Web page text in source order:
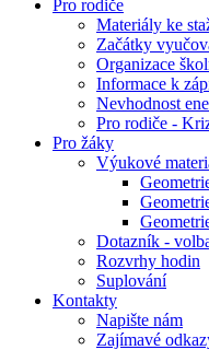
Pro rodiče
Materiály ke
Začátky
Organizace
Informace k
Nevhodnost
Pro rodiče -
Pro žáky
Výukové
Dotazník -
Rozvrhy hodin
Suplování
Kontakty
Napište nám
Zajímavé